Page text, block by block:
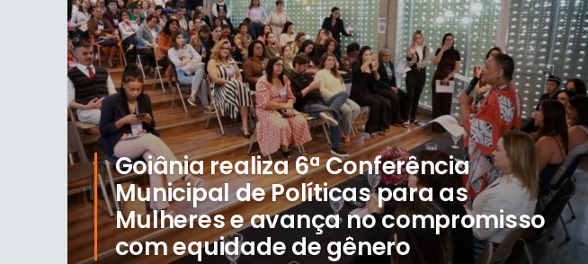
Goiânia realiza 6ª Conferência
Municipal de Políticas para as
Mulheres e avança no compromisso
com equidade de gênero